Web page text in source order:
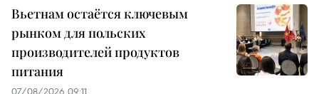
Вьетнам остаётся ключевым
рынком для польских
производителей продуктов
питания
07/08/2026 09:11